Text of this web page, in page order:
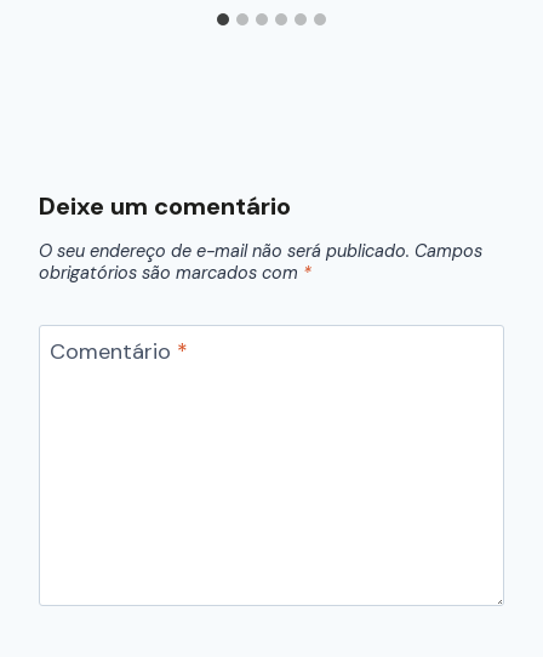
Deixe um comentário
O seu endereço de e-mail não será publicado. Campos
obrigatórios são marcados com *
Comentário *